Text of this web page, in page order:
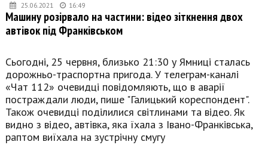
25.06.2021 16:49
Машину розірвало на частини: відео зіткнення двох
автівок під Франківськом
Сьогодні, 25 червня, близько 21:30 у Ямниці сталась
дорожньо-траспортна пригода. У телеграм-каналі
«Чат 112» очевидці повідомляють, що в аварії
постраждали люди, пише "Галицький кореспондент".
Також очевидці поділилися світлинами та відео. Як
видно з відео, автівка, яка їхала з Івано-Франківська,
раптом виїхала на зустрічну смугу